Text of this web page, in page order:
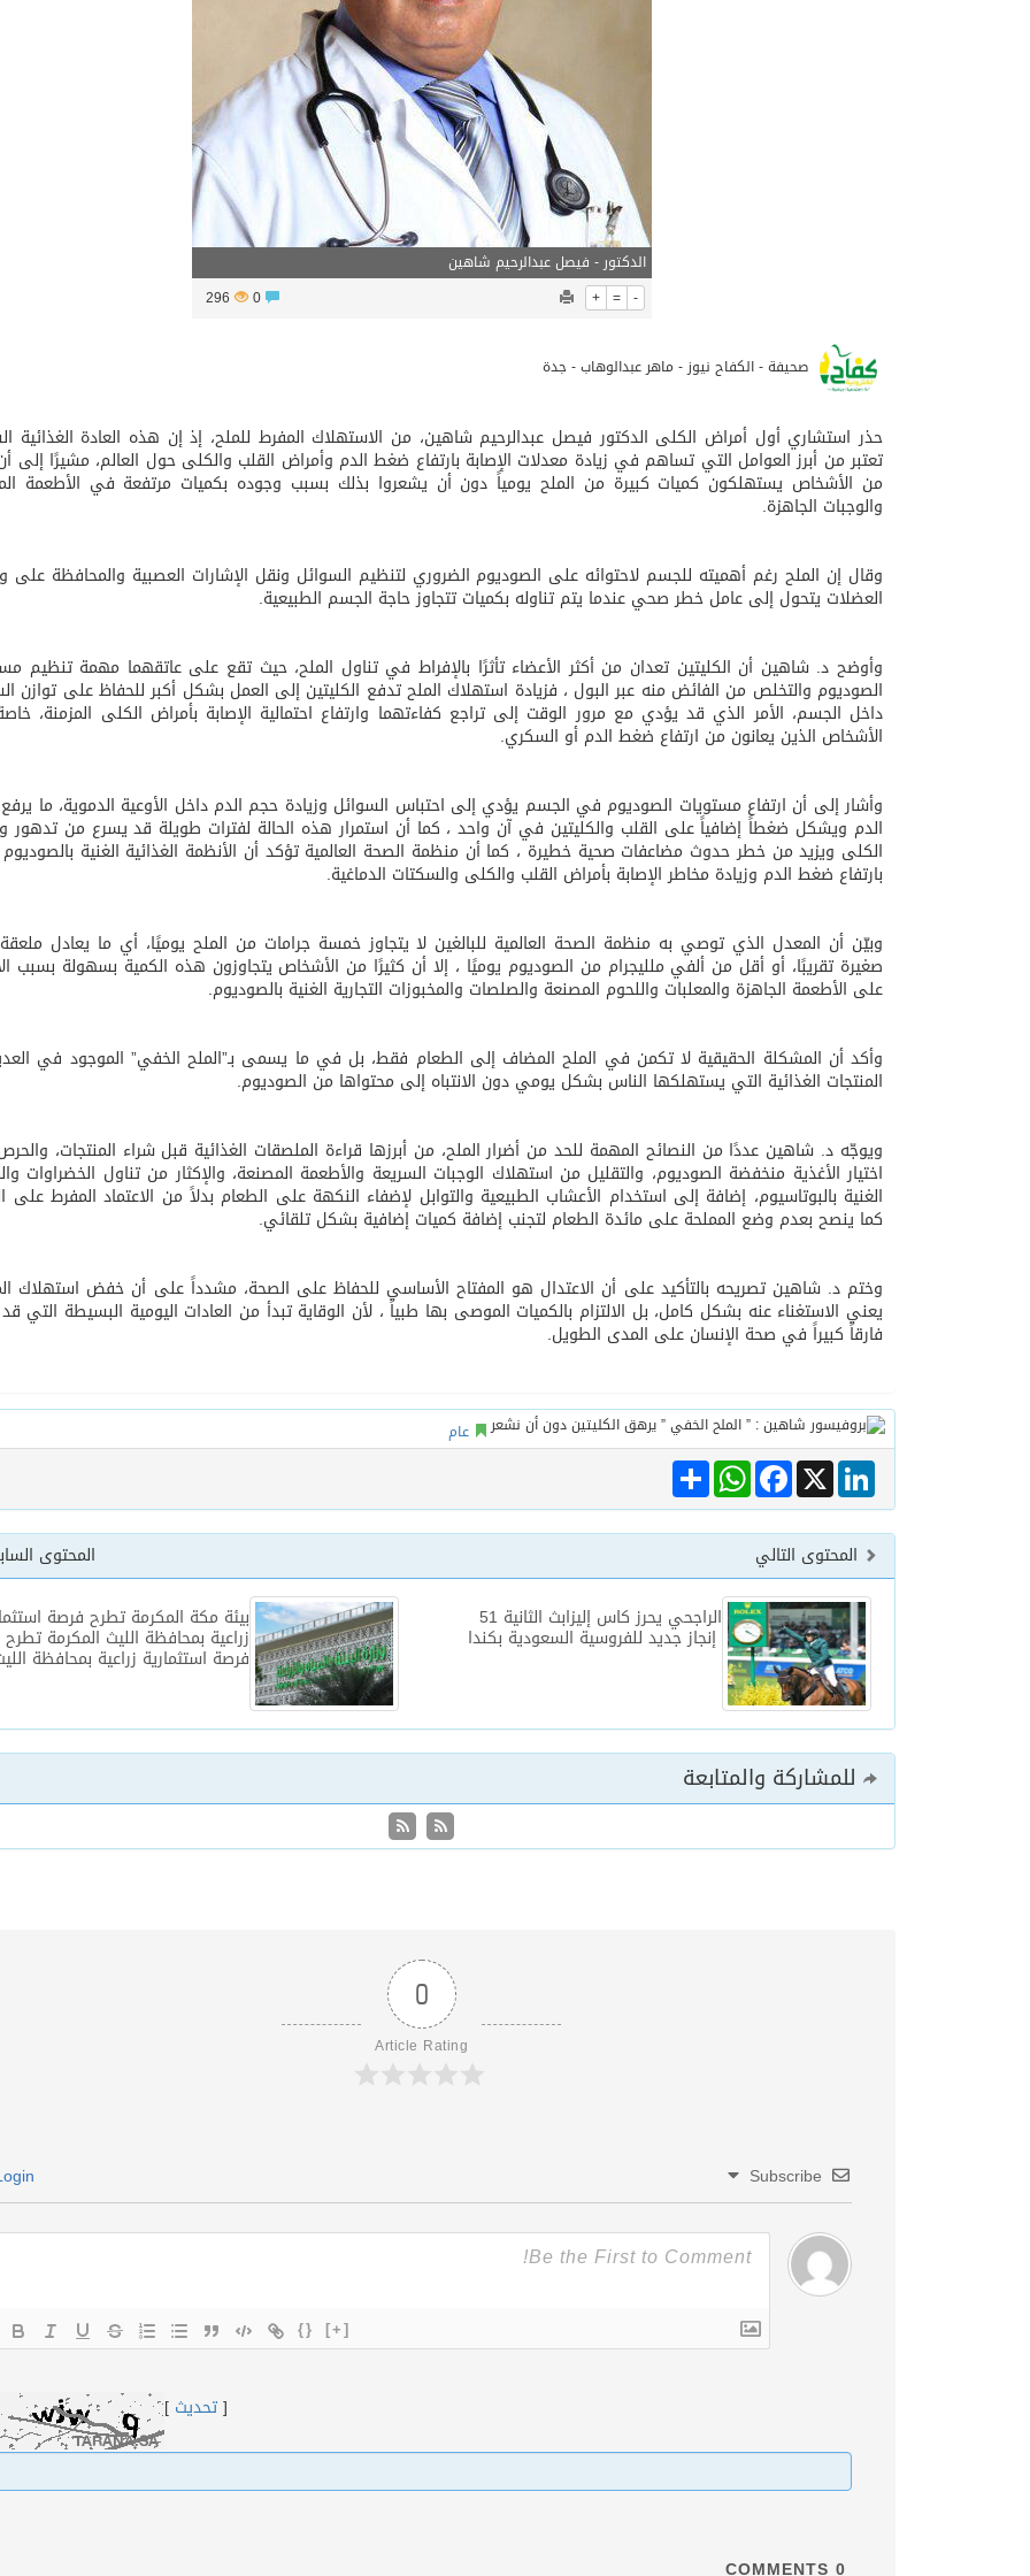
مركز الملك سلمان للإغاثة يضع حجر الأساس لمشروع بناء وإعادة تأهيل 13 مدرسة في محافظتي لحج والضالع
الدكتور - فيصل عبدالرحيم شاهين
+ = -
0
296
صحيفة - الكفاح نيوز - ماهر عبدالوهاب - جدة
حذر استشاري أول أمراض الكلى الدكتور فيصل عبدالرحيم شاهين، من الاستهلاك المفرط للملح، إذ إن هذه العادة الغذائية
تعتبر من أبرز العوامل التي تساهم في زيادة معدلات الإصابة بارتفاع ضغط الدم وأمراض القلب والكلى حول العالم، مشيرًا إلى
من الأشخاص يستهلكون كميات كبيرة من الملح يومياً دون أن يشعروا بذلك بسبب وجوده بكميات مرتفعة في الأطعمة
والوجبات الجاهزة.
وقال إن الملح رغم أهميته للجسم لاحتوائه على الصوديوم الضروري لتنظيم السوائل ونقل الإشارات العصبية والمحافظة على
العضلات يتحول إلى عامل خطر صحي عندما يتم تناوله بكميات تتجاوز حاجة الجسم الطبيعية.
وأوضح د. شاهين أن الكليتين تعدان من أكثر الأعضاء تأثرًا بالإفراط في تناول الملح، حيث تقع على عاتقهما مهمة تنظيم
الصوديوم والتخلص من الفائض منه عبر البول ، فزيادة استهلاك الملح تدفع الكليتين إلى العمل بشكل أكبر للحفاظ على توازن
داخل الجسم، الأمر الذي قد يؤدي مع مرور الوقت إلى تراجع كفاءتهما وارتفاع احتمالية الإصابة بأمراض الكلى المزمنة،
الأشخاص الذين يعانون من ارتفاع ضغط الدم أو السكري.
وأشار إلى أن ارتفاع مستويات الصوديوم في الجسم يؤدي إلى احتباس السوائل وزيادة حجم الدم داخل الأوعية الدموية، ما
الدم ويشكل ضغطاً إضافياً على القلب والكليتين في آن واحد ، كما أن استمرار هذه الحالة لفترات طويلة قد يسرع من تدهور
الكلى ويزيد من خطر حدوث مضاعفات صحية خطيرة ، كما أن منظمة الصحة العالمية تؤكد أن الأنظمة الغذائية الغنية
بارتفاع ضغط الدم وزيادة مخاطر الإصابة بأمراض القلب والكلى والسكتات الدماغية.
وبيّن أن المعدل الذي توصي به منظمة الصحة العالمية للبالغين لا يتجاوز خمسة جرامات من الملح يوميًا، أي ما يعادل
صغيرة تقريبًا، أو أقل من ألفي ملليجرام من الصوديوم يوميًا ، إلا أن كثيرًا من الأشخاص يتجاوزون هذه الكمية بسهولة بسبب
على الأطعمة الجاهزة والمعلبات واللحوم المصنعة والصلصات والمخبوزات التجارية الغنية بالصوديوم.
وأكد أن المشكلة الحقيقية لا تكمن في الملح المضاف إلى الطعام فقط، بل في ما يسمى بـ”الملح الخفي” الموجود في
المنتجات الغذائية التي يستهلكها الناس بشكل يومي دون الانتباه إلى محتواها من الصوديوم.
ويوجّه د. شاهين عددًا من النصائح المهمة للحد من أضرار الملح، من أبرزها قراءة الملصقات الغذائية قبل شراء المنتجات،
اختيار الأغذية منخفضة الصوديوم، والتقليل من استهلاك الوجبات السريعة والأطعمة المصنعة، والإكثار من تناول الخضراوات
الغنية بالبوتاسيوم، إضافة إلى استخدام الأعشاب الطبيعية والتوابل لإضفاء النكهة على الطعام بدلاً من الاعتماد المفرط على
كما ينصح بعدم وضع المملحة على مائدة الطعام لتجنب إضافة كميات إضافية بشكل تلقائي.
وختم د. شاهين تصريحه بالتأكيد على أن الاعتدال هو المفتاح الأساسي للحفاظ على الصحة، مشدداً على أن خفض استهلاك
يعني الاستغناء عنه بشكل كامل، بل الالتزام بالكميات الموصى بها طبياً ، لأن الوقاية تبدأ من العادات اليومية البسيطة التي
فارقاً كبيراً في صحة الإنسان على المدى الطويل.
عام
Share
WhatsAppFacebook X
LinkedIn
المحتوى
المحتوى التالي
بيئة مكة المكرمة تطرح فرصة
زراعية بمحافظة الليث المكرمة تطرح
فرصة استثمارية زراعية بمحافظة
الراجحي يحرز كاس إليزابث الثانية 51
إنجاز جديد للفروسية السعودية بكندا
للمشاركة والمتابعة
0
Article Rating
Subscribe
{} [+]
[تحديث ]
0